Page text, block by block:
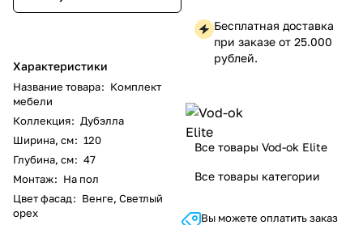
Характеристики
Название товара: Комплект
мебели
Коллекция: Дубэлла
Ширина, см: 120
Глубина, см: 47
Монтаж: На пол
Цвет фасад: Венге, Светлый
орех
Бесплатная доставка
при заказе от 25.000
рублей.
Все товары Vod-ok Elite
Все товары категории
Вы можете оплатить заказ